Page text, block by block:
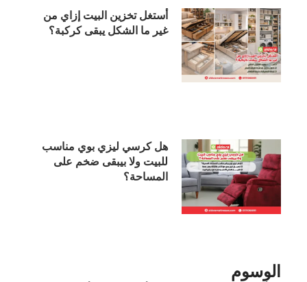
أستغل تخزين البيت إزاي من
غير ما الشكل يبقى كركبة؟
هل كرسي ليزي بوي مناسب
للبيت ولا بيبقى ضخم على
المساحة؟
الوسوم